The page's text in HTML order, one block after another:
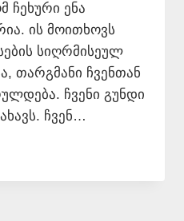
ჩეხური ენა
ის მოითხოვს
სიღრმისეულ
თარგმანი ჩვენთან
ჩვენი გუნდი
ჩვენ…